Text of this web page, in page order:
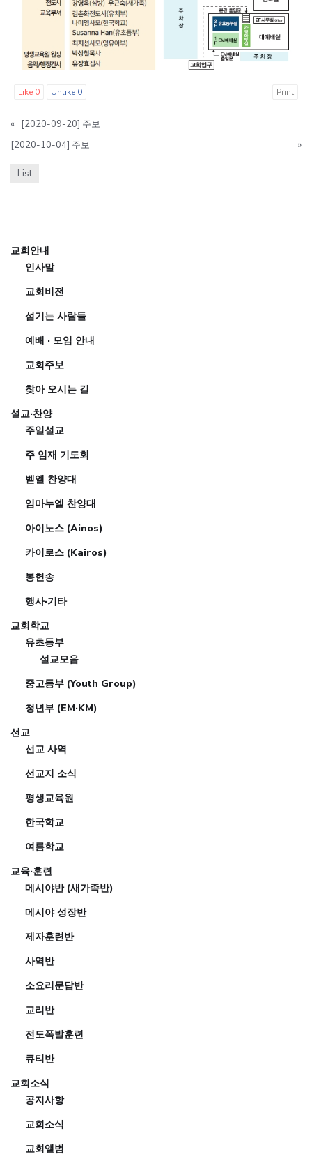
Like 0 Unlike 0 Print
«
[2020-09-20] 주보
[2020-10-04] 주보
»
List
교회안내
인사말
교회비전
섬기는 사람들
예배 · 모임 안내
교회주보
찾아 오시는 길
설교·찬양
주일설교
주 임재 기도회
벧엘 찬양대
임마누엘 찬양대
아이노스 (Ainos)
카이로스 (Kairos)
봉헌송
행사·기타
교회학교
유초등부
설교모음
중고등부 (Youth Group)
청년부 (EM·KM)
선교
선교 사역
선교지 소식
평생교육원
한국학교
여름학교
교육·훈련
메시야반 (새가족반)
메시야 성장반
제자훈련반
사역반
소요리문답반
교리반
전도폭발훈련
큐티반
교회소식
공지사항
교회소식
교회앨범